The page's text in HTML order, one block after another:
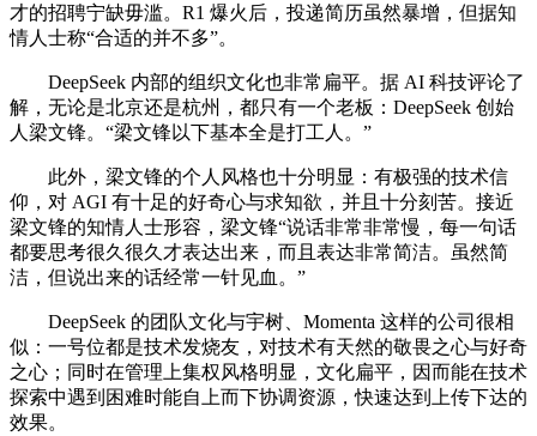
才的招聘宁缺毋滥。R1 爆火后，投递简历虽然暴增，但据知
情人士称“合适的并不多”。
DeepSeek 内部的组织文化也非常扁平。据 AI 科技评论了
解，无论是北京还是杭州，都只有一个老板：DeepSeek 创始
人梁文锋。“梁文锋以下基本全是打工人。”
此外，梁文锋的个人风格也十分明显：有极强的技术信
仰，对 AGI 有十足的好奇心与求知欲，并且十分刻苦。接近
梁文锋的知情人士形容，梁文锋“说话非常非常慢，每一句话
都要思考很久很久才表达出来，而且表达非常简洁。虽然简
洁，但说出来的话经常一针见血。”
DeepSeek 的团队文化与宇树、Momenta 这样的公司很相
似：一号位都是技术发烧友，对技术有天然的敬畏之心与好奇
之心；同时在管理上集权风格明显，文化扁平，因而能在技术
探索中遇到困难时能自上而下协调资源，快速达到上传下达的
效果。